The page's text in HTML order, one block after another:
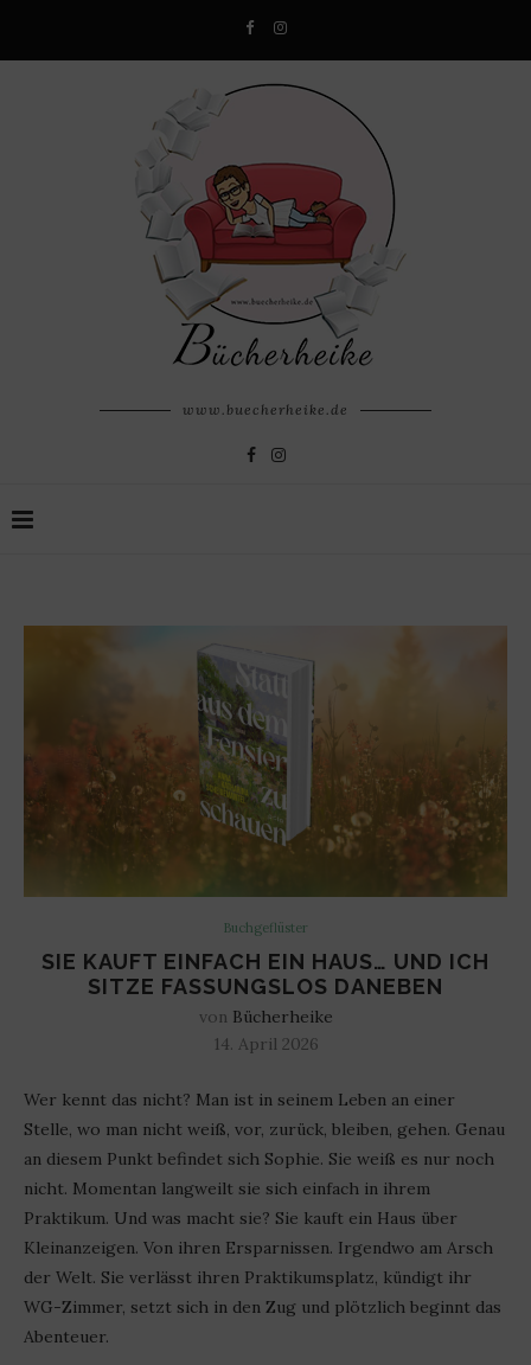
www.buecherheike.de
Buchgeflüster
SIE KAUFT EINFACH EIN HAUS… UND ICH
SITZE FASSUNGSLOS DANEBEN
von Bücherheike
14. April 2026
Wer kennt das nicht? Man ist in seinem Leben an einer
Stelle, wo man nicht weiß, vor, zurück, bleiben, gehen. Genau
an diesem Punkt befindet sich Sophie. Sie weiß es nur noch
nicht. Momentan langweilt sie sich einfach in ihrem
Praktikum. Und was macht sie? Sie kauft ein Haus über
Kleinanzeigen. Von ihren Ersparnissen. Irgendwo am Arsch
der Welt. Sie verlässt ihren Praktikumsplatz, kündigt ihr
WG-Zimmer, setzt sich in den Zug und plötzlich beginnt das
Abenteuer.